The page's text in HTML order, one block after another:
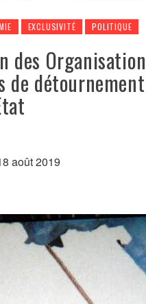
EXCLUSIVITÉ POLITIQUE
des
de
août 2019